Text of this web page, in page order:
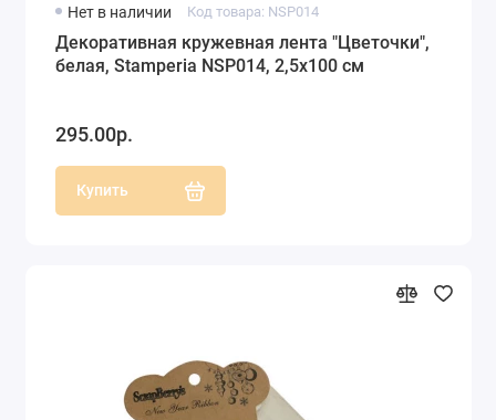
Нет в наличии Код товара: NSP014
Декоративная кружевная лента "Цветочки",
белая, Stamperia NSP014, 2,5х100 см
295.00р.
Купить